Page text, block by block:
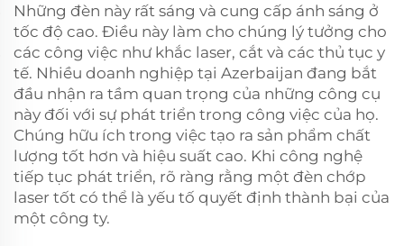
Những đèn này rất sáng và cung cấp ánh sáng ở
tốc độ cao. Điều này làm cho chúng lý tưởng cho
các công việc như khắc laser, cắt và các thủ tục y
tế. Nhiều doanh nghiệp tại Azerbaijan đang bắt
đầu nhận ra tầm quan trọng của những công cụ
này đối với sự phát triển trong công việc của họ.
Chúng hữu ích trong việc tạo ra sản phẩm chất
lượng tốt hơn và hiệu suất cao. Khi công nghệ
tiếp tục phát triển, rõ ràng rằng một đèn chớp
laser tốt có thể là yếu tố quyết định thành bại của
một công ty.